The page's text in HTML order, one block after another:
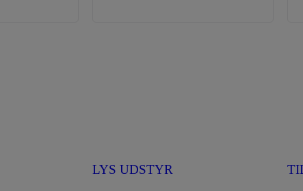
LYS UDSTYR